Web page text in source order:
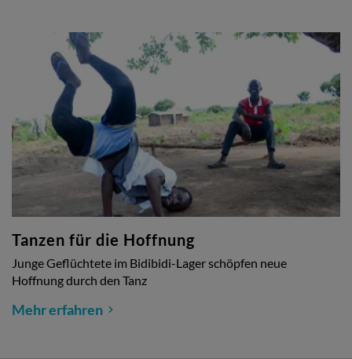
Tanzen für die Hoffnung
Junge Geflüchtete im Bidibidi-Lager schöpfen neue
Hoffnung durch den Tanz
Mehr erfahren